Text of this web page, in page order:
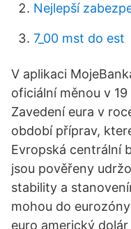
Nejlepší
7_00 mst do est
V aplikaci
oficiální měnou v
Zavedení eura v
období příprav,
Evropská centrální
jsou pověřeny
stability a
mohou do
euro americký